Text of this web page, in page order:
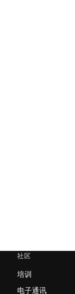
社区
培训
电子通讯